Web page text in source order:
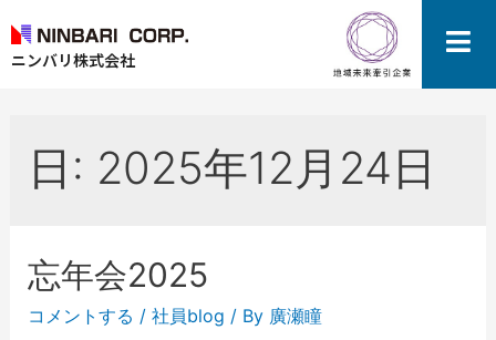
ニンバリ株式会社
日: 2025年12月24日
忘年会2025
コメントする / 社員blog / By 廣瀬瞳